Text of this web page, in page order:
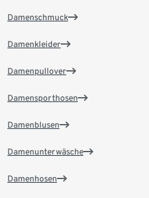
Damenschmuck
Damenkleider
Damenpullover
Damensporthosen
Damenblusen
Damenunterwäsche
Damenhosen